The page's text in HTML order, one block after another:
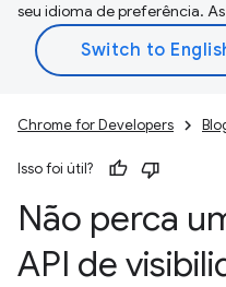
seu idioma de preferência.
Chrome for Developers
Isso foi útil?
Não perca
API de